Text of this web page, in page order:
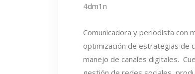
4dm1n
Comunicadora y periodista con
optimización de estrategias de
manejo de canales digitales.